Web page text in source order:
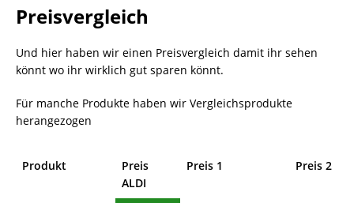
Preisvergleich
Und hier haben wir einen Preisvergleich damit ihr sehen
könnt wo ihr wirklich gut sparen könnt.
Für manche Produkte haben wir Vergleichsprodukte
herangezogen
Produkt
Preis
ALDI
Preis 1 Preis 2